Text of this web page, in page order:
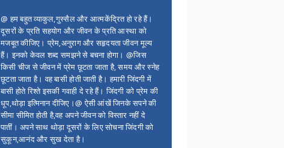
@ हम बहुत व्याकुल,गुस्सैल और आत्मकेंद्रित हो रहे हैं।
दूसरों के प्रति सहयोग और जीवन के प्रति आस्था को
मजबूत कीजिए। प्रेम,अनुराग और सहृदयता जीवन मूल्य
हैं। इनको केवल शब्द समझने से बचना होगा। @जिस
किसी चीज से जीवन में प्रेम छूटता जाता है, समय और स्नेह
छूटता जाता है। वह बासी होती जाती है। हमारी जिंदगी में
बासी होते रिश्ते इसकी गवाही दे रहे हैं। जिंदगी को प्रेम की
धूप,थोड़ा इत्मिनान दीजिए।@ ऐसी आंखें जिनके सपने की
सीमा सीमित होती है,वह अपने जीवन को विस्तार नहीं दे
पातीं। अपने साथ थोड़ा दूसरों के लिए सोचना जिंदगी को
सुकून,आनंद और सुख देता है।